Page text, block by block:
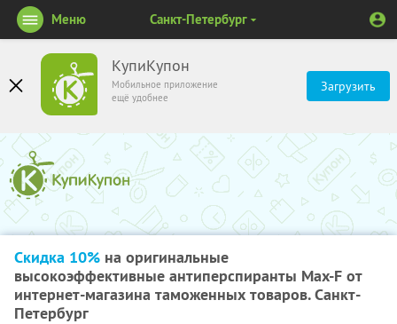
КупиКупон
Мобильное приложение
ещё удобнее
Загрузить
Меню Санкт-Петербург
Скидка 10% на оригинальные
высокоэффективные антиперспиранты Max-F от
интернет-магазина таможенных товаров. Санкт-
Петербург